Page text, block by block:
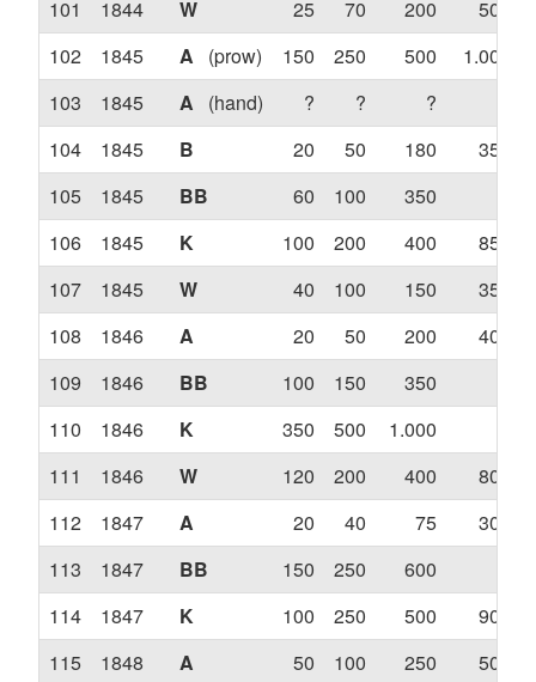
101
1844 W 25 70 200
500
102
1845 A (prow) 150 250 500
1.000
103
1845 A (hand) ? ? ?
104
1845 B 20 50 180
350
105
1845 BB 60 100 350
106
1845 K 100 200 400
850
107
1845 W 40 100 150
350
108
1846 A 20 50 200
400
109
1846 BB 100 150 350
110
1846 K 350 500 1.000
111
1846 W 120 200 400
800
112
1847 A 20 40 75
300
113
1847 BB 150 250 600
114
1847 K 100 250 500
900
115
1848 A 50 100 250 500